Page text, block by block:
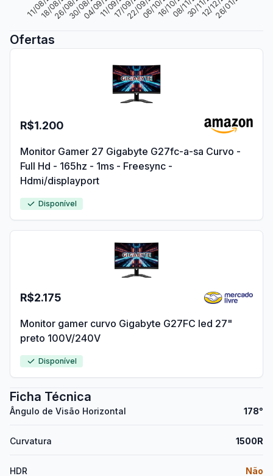
Ofertas
R$1.200
Monitor Gamer 27 Gigabyte G27fc-a-sa Curvo -
Full Hd - 165hz - 1ms - Freesync -
Hdmi/displayport
Disponível
R$2.175
Monitor gamer curvo Gigabyte G27FC led 27"
preto 100V/240V
Disponível
Ficha Técnica
Ângulo de Visão Horizontal 178°
Curvatura 1500R
HDR Não